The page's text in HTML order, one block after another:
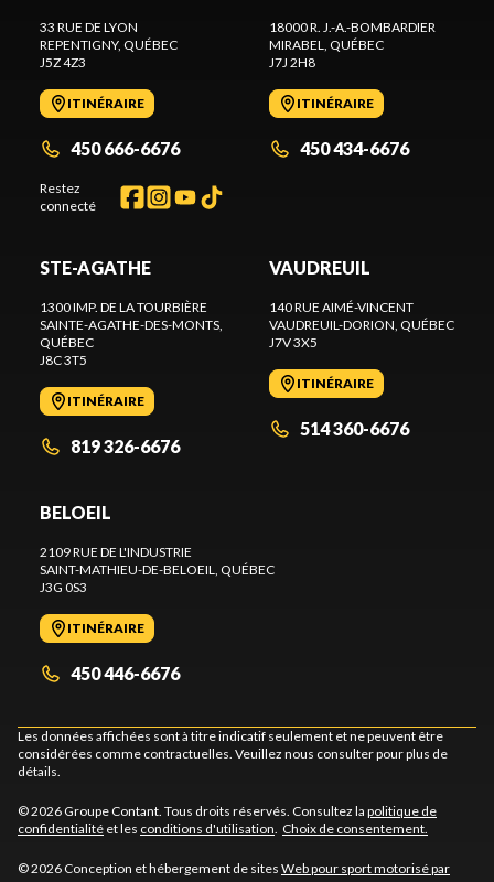
33 RUE DE LYON
REPENTIGNY, QUÉBEC
J5Z 4Z3
ITINÉRAIRE
450 666-6676
Restez
connecté
18000 R. J.-A.-BOMBARDIER
MIRABEL, QUÉBEC
J7J 2H8
ITINÉRAIRE
450 434-6676
STE-AGATHE
1300 IMP. DE LA TOURBIÈRE
SAINTE-AGATHE-DES-MONTS,
QUÉBEC
J8C 3T5
ITINÉRAIRE
819 326-6676
VAUDREUIL
140 RUE AIMÉ-VINCENT
VAUDREUIL-DORION, QUÉBEC
J7V 3X5
ITINÉRAIRE
514 360-6676
BELOEIL
2109 RUE DE L'INDUSTRIE
SAINT-MATHIEU-DE-BELOEIL, QUÉBEC
J3G 0S3
ITINÉRAIRE
450 446-6676
Les données affichées sont à titre indicatif seulement et ne peuvent être
considérées comme contractuelles. Veuillez nous consulter pour plus de
détails.
© 2026 Groupe Contant. Tous droits réservés. Consultez la politique de
confidentialité et les conditions d'utilisation. Choix de consentement.
© 2026 Conception et hébergement de sites Web pour sport motorisé par